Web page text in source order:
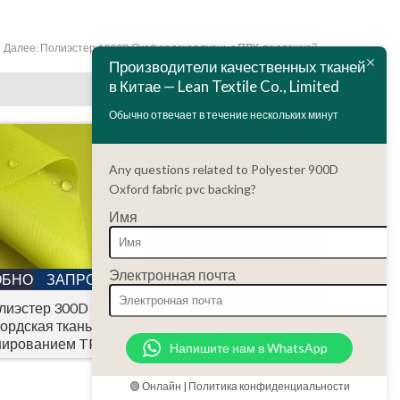
Далее: Полиэстер 1000D Оксфордская ткань с ПВХ-подложкой
ЗАПРОС
300D
ткань с
TPU
ПОДРОБНОСТИЗАПРОС
Полиэстер 200D
оксфордская ткань с
Производители качественных тканей
в Китае — Lean Textile Co., Limited
Обычно отвечает в течение нескольких минут
Any questions related to Polyester 900D
Oxford fabric pvc backing?
Имя
Электронная почта
Напишите нам в WhatsApp
🟢 Онлайн | Политика конфиденциальности